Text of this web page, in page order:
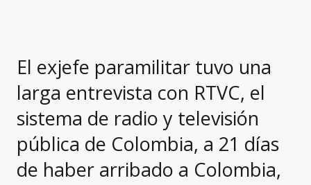
El exjefe paramilitar tuvo una
larga entrevista con RTVC, el
sistema de radio y televisión
pública de Colombia, a 21 días
de haber arribado a Colombia,